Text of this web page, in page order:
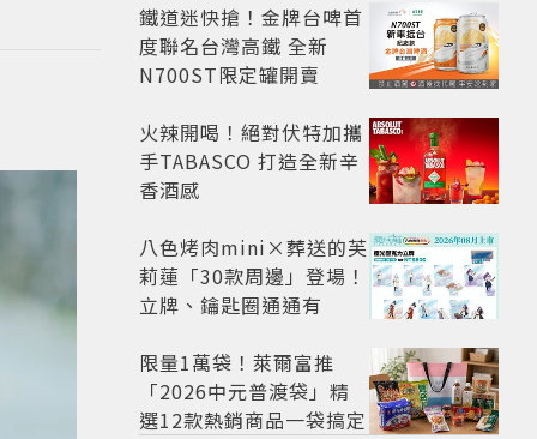
鐵道迷快搶！金牌台啤首
度聯名台灣高鐵 全新
N700ST限定罐開賣
火辣開喝！絕對伏特加攜
手TABASCO 打造全新辛
香酒感
八色烤肉mini×葬送的芙
莉蓮「30款周邊」登場！
立牌、鑰匙圈通通有
限量1萬袋！萊爾富推
「2026中元普渡袋」精
選12款熱銷商品一袋搞定